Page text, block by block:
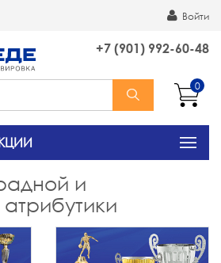
Войти
+7 (901) 992-60-48
0
и